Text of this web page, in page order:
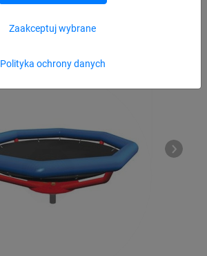
Polityka ochrony danych
Zaakceptuj wybrane